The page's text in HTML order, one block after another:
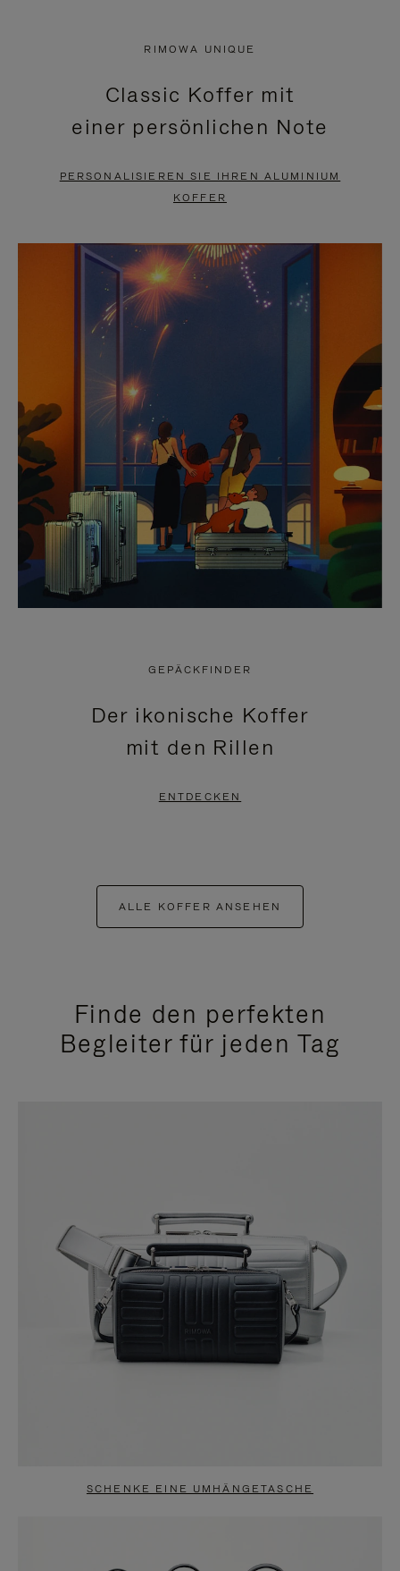
PAUSIERT,
BITTE
DRÜCKEN
ANZUHALTEN
KLICKEN
SIE
ZUM
AUFHEBEN
STUMMSCHALTUNG
RIMOWA UNIQUE
Classic Koffer mit
einer persönlichen Note
PERSONALISIEREN SIE IHREN ALUMINIUM
KOFFER
GEPÄCKFINDER
Der ikonische Koffer
mit den Rillen
ENTDECKEN
ALLE KOFFER ANSEHEN
Finde den perfekten
Begleiter für jeden Tag
SCHENKE EINE UMHÄNGETASCHE